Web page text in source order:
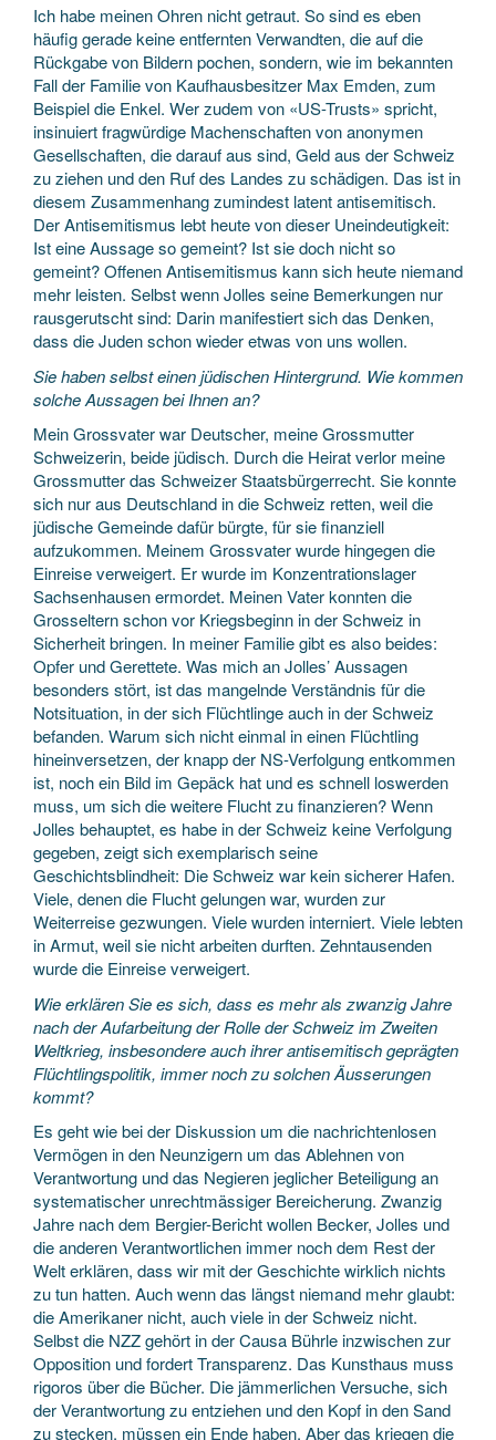
Ich habe meinen Ohren nicht getraut. So sind es eben
häufig gerade keine entfernten Verwandten, die auf die
Rückgabe von Bildern pochen, sondern, wie im bekannten
Fall der Familie von Kaufhausbesitzer Max Emden, zum
Beispiel die Enkel. Wer zudem von «US-Trusts» spricht,
insinuiert fragwürdige Machenschaften von anonymen
Gesellschaften, die darauf aus sind, Geld aus der Schweiz
zu ziehen und den Ruf des Landes zu schädigen. Das ist in
diesem Zusammenhang zumindest latent antisemitisch.
Der Antisemitismus lebt heute von dieser Uneindeutigkeit:
Ist eine Aussage so gemeint? Ist sie doch nicht so
gemeint? Offenen Antisemitismus kann sich heute niemand
mehr leisten. Selbst wenn Jolles seine Bemerkungen nur
rausgerutscht sind: Darin manifestiert sich das Denken,
dass die Juden schon wieder etwas von uns wollen.
Sie haben selbst einen jüdischen Hintergrund. Wie kommen
solche Aussagen bei Ihnen an?
Mein Grossvater war Deutscher, meine Grossmutter
Schweizerin, beide jüdisch. Durch die Heirat verlor meine
Grossmutter das Schweizer Staatsbürgerrecht. Sie konnte
sich nur aus Deutschland in die Schweiz retten, weil die
jüdische Gemeinde dafür bürgte, für sie finanziell
aufzukommen. Meinem Grossvater wurde hingegen die
Einreise verweigert. Er wurde im Konzentrationslager
Sachsenhausen ermordet. Meinen Vater konnten die
Grosseltern schon vor Kriegsbeginn in der Schweiz in
Sicherheit bringen. In meiner Familie gibt es also beides:
Opfer und Gerettete. Was mich an Jolles’ Aussagen
besonders stört, ist das mangelnde Verständnis für die
Notsituation, in der sich Flüchtlinge auch in der Schweiz
befanden. Warum sich nicht einmal in einen Flüchtling
hineinversetzen, der knapp der NS-Verfolgung entkommen
ist, noch ein Bild im Gepäck hat und es schnell loswerden
muss, um sich die weitere Flucht zu finanzieren? Wenn
Jolles behauptet, es habe in der Schweiz keine Verfolgung
gegeben, zeigt sich exemplarisch seine
Geschichtsblindheit: Die Schweiz war kein sicherer Hafen.
Viele, denen die Flucht gelungen war, wurden zur
Weiterreise gezwungen. Viele wurden interniert. Viele lebten
in Armut, weil sie nicht arbeiten durften. Zehntausenden
wurde die Einreise verweigert.
Wie erklären Sie es sich, dass es mehr als zwanzig Jahre
nach der Aufarbeitung der Rolle der Schweiz im Zweiten
Weltkrieg, insbesondere auch ihrer antisemitisch geprägten
Flüchtlingspolitik, immer noch zu solchen Äusserungen
kommt?
Es geht wie bei der Diskussion um die nachrichtenlosen
Vermögen in den Neunzigern um das Ablehnen von
Verantwortung und das Negieren jeglicher Beteiligung an
systematischer unrechtmässiger Bereicherung. Zwanzig
Jahre nach dem Bergier-Bericht wollen Becker, Jolles und
die anderen Verantwortlichen immer noch dem Rest der
Welt erklären, dass wir mit der Geschichte wirklich nichts
zu tun hatten. Auch wenn das längst niemand mehr glaubt:
die Amerikaner nicht, auch viele in der Schweiz nicht.
Selbst die NZZ gehört in der Causa Bührle inzwischen zur
Opposition und fordert Transparenz. Das Kunsthaus muss
rigoros über die Bücher. Die jämmerlichen Versuche, sich
der Verantwortung zu entziehen und den Kopf in den Sand
zu stecken, müssen ein Ende haben. Aber das kriegen die